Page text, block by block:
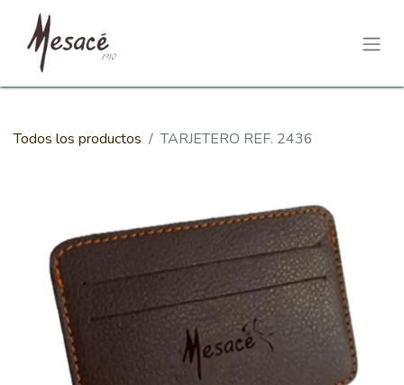
Todos los productos TARJETERO REF. 2436